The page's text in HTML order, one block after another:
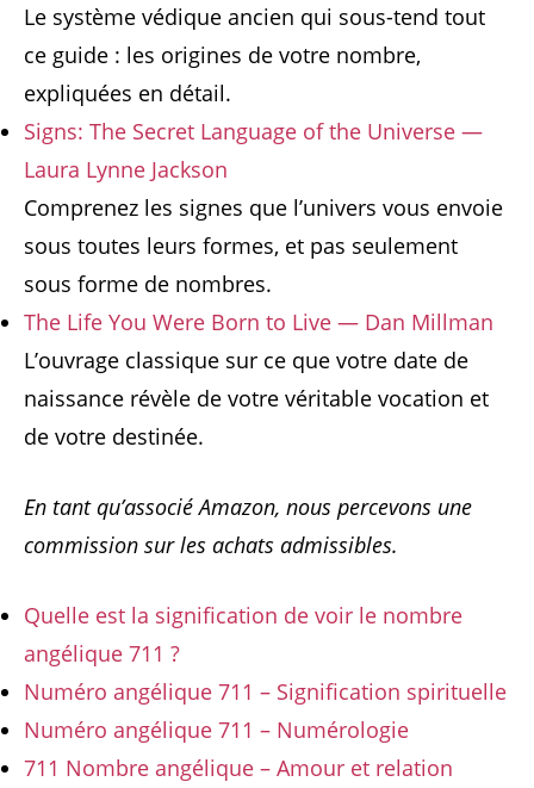
Le système védique ancien qui sous-tend tout
ce guide : les origines de votre nombre,
expliquées en détail.
Signs: The Secret Language of the Universe —
Laura Lynne Jackson
Comprenez les signes que l’univers vous envoie
sous toutes leurs formes, et pas seulement
sous forme de nombres.
The Life You Were Born to Live — Dan Millman
L’ouvrage classique sur ce que votre date de
naissance révèle de votre véritable vocation et
de votre destinée.
En tant qu’associé Amazon, nous percevons une
commission sur les achats admissibles.
Quelle est la signification de voir le nombre
angélique 711 ?
Numéro angélique 711 – Signification spirituelle
Numéro angélique 711 – Numérologie
711 Nombre angélique – Amour et relation